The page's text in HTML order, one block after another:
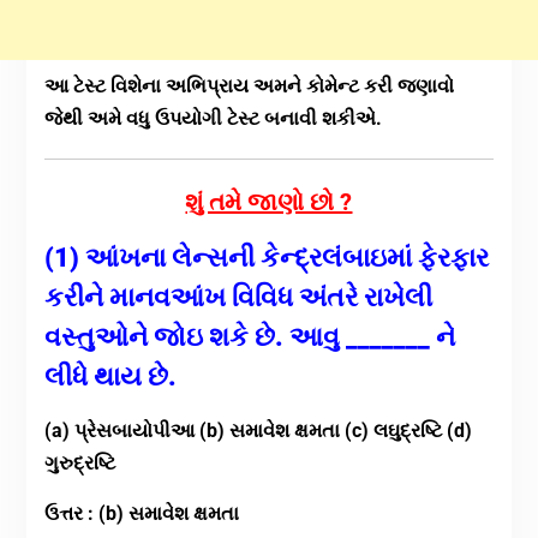
આ ટેસ્ટ વિશેના અભિપ્રાય અમને કોમેન્ટ કરી જણાવો
જેથી અમે વધુ ઉપયોગી ટેસ્ટ બનાવી શકીએ.
શું તમે જાણો છો ?
(1) આંખના લેન્સની કેન્દ્રલંબાઇમાં ફેરફાર
કરીને માનવઆંખ વિવિધ અંતરે રાખેલી
વસ્તુઓને જોઇ શકે છે. આવુ _______ ને
લીધે થાય છે.
(a) પ્રેસબાયોપીઆ (b) સમાવેશ ક્ષમતા (c) લઘુદ્રષ્ટિ (d)
ગુરુદ્રષ્ટિ
ઉત્તર : (b) સમાવેશ ક્ષમતા